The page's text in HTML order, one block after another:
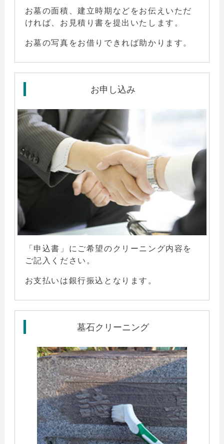
お墓の面積、建立時期などをお伝えいただ
ければ、お見積り書を提出いたします。
お墓の写真をお借りできれば助かります。
お申し込み
「 申込書 」にご希望のクリーニング内容を
ご記入 ください。
お支払いは銀行振込となります。
墓石クリーニング